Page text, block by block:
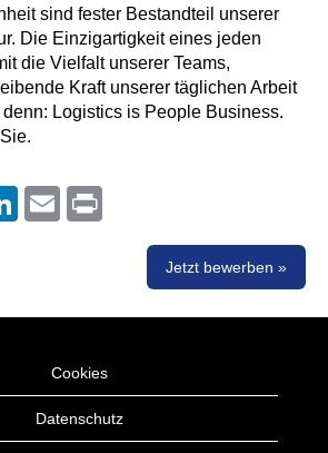
sind fester Bestandteil unserer
Die Einzigartigkeit eines jeden
die Vielfalt unserer Teams,
Kraft unserer täglichen Arbeit
Logistics is People Business.
LinkedInEmail
Jetzt bewerben »
Cookies
Datenschutz